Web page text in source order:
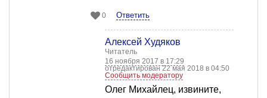
0 Ответить
Алексей Худяков
Читатель
16 ноября 2017 в 17:29
отредактирован 22 мая 2018 в 04:50
Сообщить модератору
Олег Михайлец, извините,